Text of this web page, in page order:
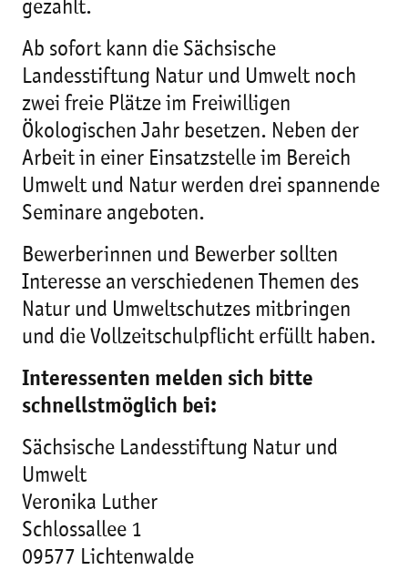
gezahlt.
Ab sofort kann die Sächsische
Landesstiftung Natur und Umwelt noch
zwei freie Plätze im Freiwilligen
Ökologischen Jahr besetzen. Neben der
Arbeit in einer Einsatzstelle im Bereich
Umwelt und Natur werden drei spannende
Seminare angeboten.
Bewerberinnen und Bewerber sollten
Interesse an verschiedenen Themen des
Natur und Umweltschutzes mitbringen
und die Vollzeitschulpflicht erfüllt haben.
Interessenten melden sich bitte
schnellstmöglich bei:
Sächsische Landesstiftung Natur und
Umwelt
Veronika Luther
Schlossallee 1
09577 Lichtenwalde